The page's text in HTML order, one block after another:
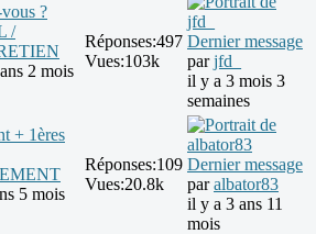
?
/
2 mois
Réponses:497
Vues:103k
Dernier message
parjfd_
il y a 3 mois 3
semaines
+ 1ères
5 mois
Réponses:109
Vues:20.8k
Dernier message
paralbator83
il y a 3 ans 11
mois